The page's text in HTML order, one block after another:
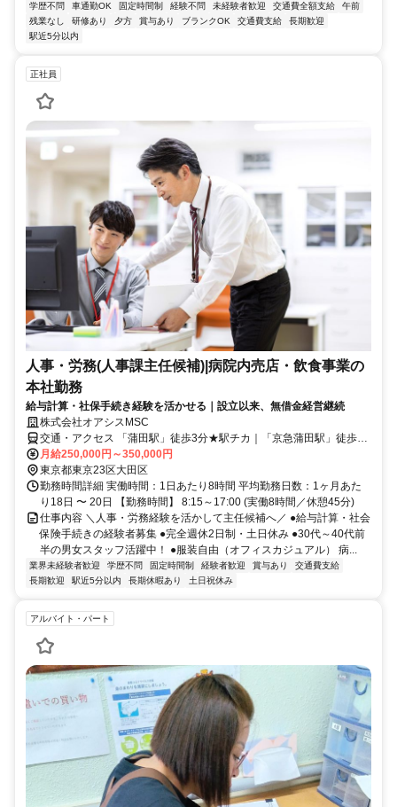
学歴不問
車通勤OK 固定時間制 経験不問 未経験者歓迎 交通費全額支給
午前
残業なし
研修あり 夕方 賞与あり ブランクOK 交通費支給
長期歓迎
駅近5分以内
正社員
人事・労務(人事課主任候補)|病院内売店・飲食事業の
本社勤務
給与計算・社保手続き経験を活かせる｜設立以来、無借金経営継続
株式会社オアシスMSC
交通・アクセス 「蒲田駅」徒歩3分★駅チカ｜「京急蒲田駅」徒歩8
分
月給250,000円～350,000円
東京都東京23区大田区
勤務時間詳細 実働時間：1日あたり8時間 平均勤務日数：1ヶ月あた
り18日 〜 20日 【勤務時間】 8:15～17:00 (実働8時間／休憩45分)
仕事内容 ＼人事・労務経験を活かして主任候補へ／ ●給与計算・社会
保険手続きの経験者募集 ●完全週休2日制・土日休み ●30代～40代前
半の男女スタッフ活躍中！ ●服装自由（オフィスカジュアル） 病...
業界未経験者歓迎 学歴不問 固定時間制 経験者歓迎 賞与あり
交通費支給
長期歓迎
駅近5分以内 長期休暇あり 土日祝休み
アルバイト・パート